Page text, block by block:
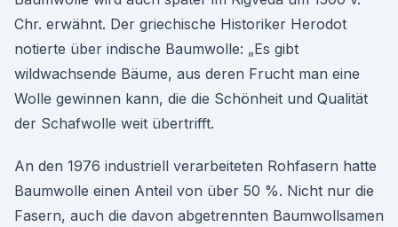
Chr. erwähnt. Der griechische Historiker Herodot
notierte über indische Baumwolle: „Es gibt
wildwachsende Bäume, aus deren Frucht man eine
Wolle gewinnen kann, die die Schönheit und Qualität
der Schafwolle weit übertrifft.
An den 1976 industriell verarbeiteten Rohfasern hatte
Baumwolle einen Anteil von über 50 %. Nicht nur die
Fasern, auch die davon abgetrennten Baumwollsamen